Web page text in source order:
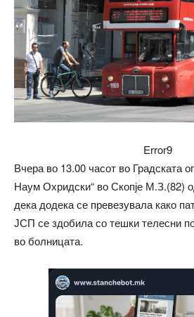
Error9
Вчера во 13.00 часот во Градската
Наум Охридски“ во Скопје М.З.(82)
дека додека се превезувала како
ЈСП се здобила со тешки телесни
во болницата.